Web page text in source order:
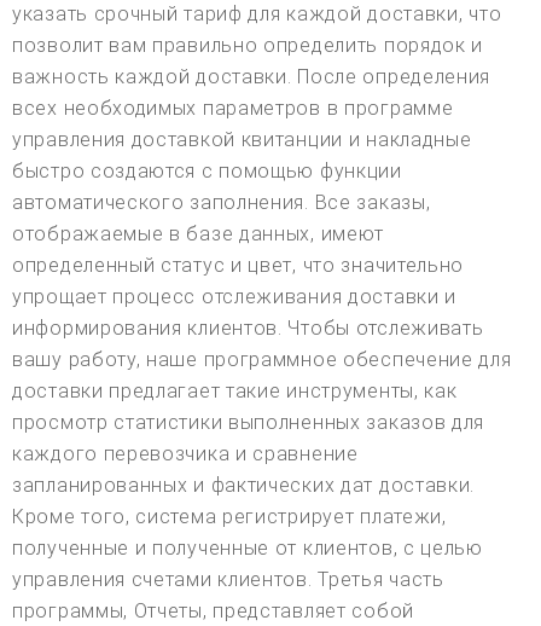
указать срочный тариф для каждой доставки, что
позволит вам правильно определить порядок и
важность каждой доставки. После определения
всех необходимых параметров в программе
управления доставкой квитанции и накладные
быстро создаются с помощью функции
автоматического заполнения. Все заказы,
отображаемые в базе данных, имеют
определенный статус и цвет, что значительно
упрощает процесс отслеживания доставки и
информирования клиентов. Чтобы отслеживать
вашу работу, наше программное обеспечение для
доставки предлагает такие инструменты, как
просмотр статистики выполненных заказов для
каждого перевозчика и сравнение
запланированных и фактических дат доставки.
Кроме того, система регистрирует платежи,
полученные и полученные от клиентов, с целью
управления счетами клиентов. Третья часть
программы, Отчеты, представляет собой